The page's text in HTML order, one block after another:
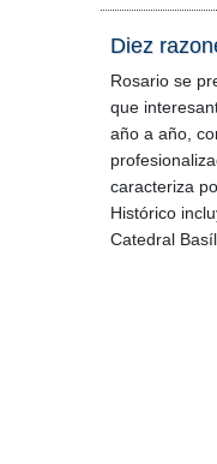
Diez
Rosario se
que
año a año,
caracteriza
Histórico
Catedral